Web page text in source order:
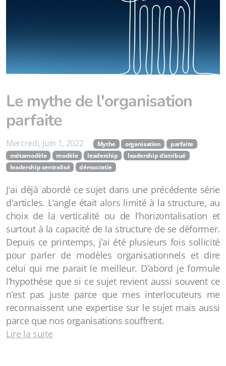
Le mythe de l'organisation
parfaite
Mercredi, Juin 1, 2022 Mythe organisation
parfaite
métamodèle
modèle leadership
leadership distribué
leadership centralisé
démocratie
J'ai déjà abordé ce sujet dans une précédente série
d'articles. L’angle était alors limité à la structure, au
choix de la verticalité ou de l’horizontalisation et
surtout à la capacité de la structure de se déformer.
Depuis ce printemps, j’ai été plusieurs fois sollicité
pour parler de modèles organisationnels et dire
celui qui me parait le meilleur. D’abord je formule
l’hypothèse que si ce sujet revient aussi souvent ce
n’est pas juste parce que mes interlocuteurs me
reconnaissent une expertise sur le sujet mais aussi
parce que nos organisations souffrent.
Lire la suite